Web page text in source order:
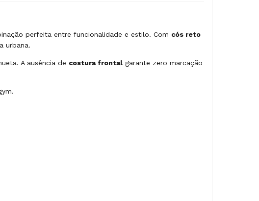
perfeita entre funcionalidade e estilo. Com cós reto
urbana.
A ausência de costura frontal garante zero marcação